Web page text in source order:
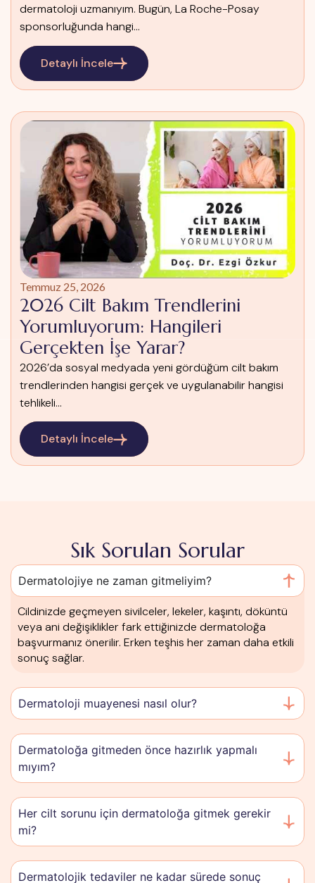
dermatoloji uzmanıyım. Bugün, La Roche-Posay
sponsorluğunda hangi...
Detaylı İncele
Temmuz 25, 2026
2026 Cilt Bakım Trendlerini
Yorumluyorum: Hangileri
Gerçekten İşe Yarar?
2026’da sosyal medyada yeni gördüğüm cilt bakım
trendlerinden hangisi gerçek ve uygulanabilir hangisi
tehlikeli...
Detaylı İncele
Sık Sorulan Sorular
Dermatolojiye ne zaman gitmeliyim?
Cildinizde geçmeyen sivilceler, lekeler, kaşıntı, döküntü
veya ani değişiklikler fark ettiğinizde dermatoloğa
başvurmanız önerilir. Erken teşhis her zaman daha etkili
sonuç sağlar.
Dermatoloji muayenesi nasıl olur?
Dermatoloğa gitmeden önce hazırlık yapmalı
mıyım?
Her cilt sorunu için dermatoloğa gitmek gerekir
mi?
Dermatolojik tedaviler ne kadar sürede sonuç